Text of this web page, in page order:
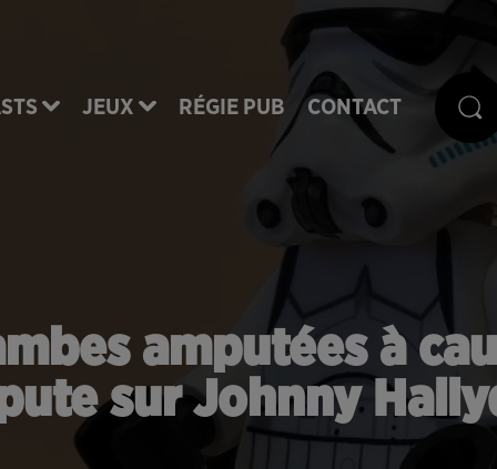
JEUX RÉGIE PUB CONTACT
amputées à
sur Johnny